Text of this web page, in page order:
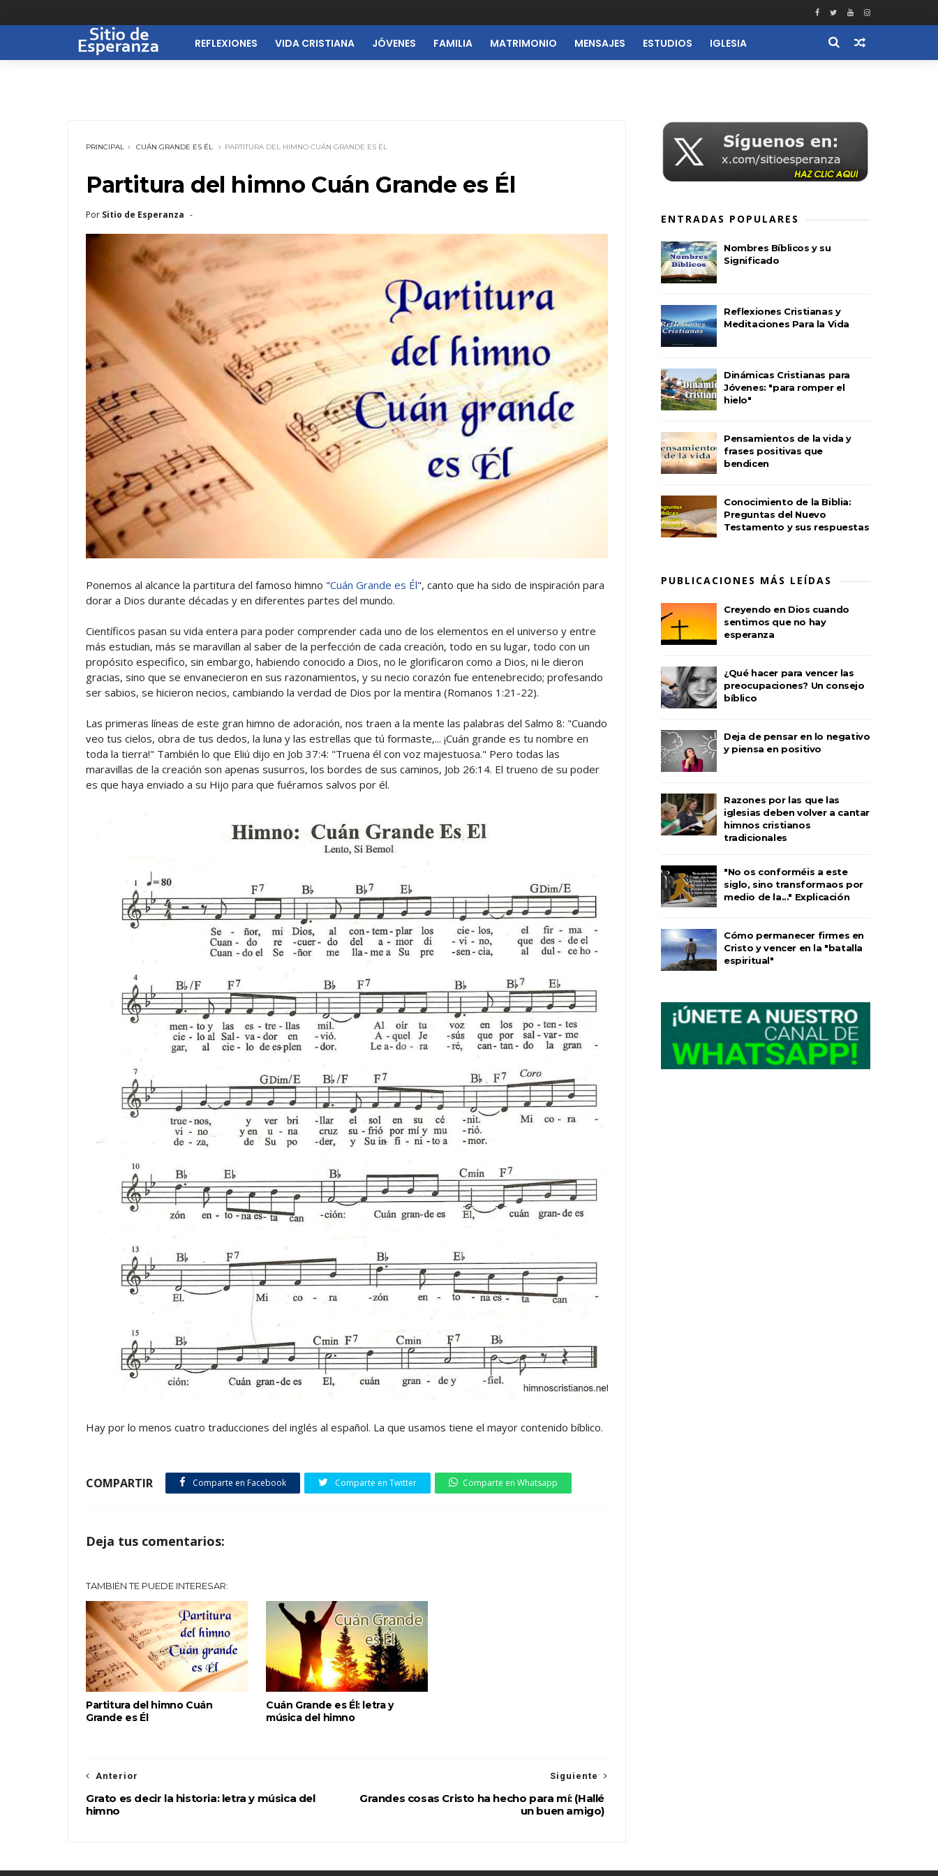
REFLEXIONES VIDA CRISTIANA JÓVENES FAMILIA MATRIMONIO MENSAJES ESTUDIOS IGLESIA
PRINCIPAL CUÁN GRANDE ES ÉL PARTITURA DEL HIMNO CUÁN GRANDE ES ÉL
Partitura del himno Cuán Grande es Él
Por Sitio de Esperanza
Ponemos al alcance la partitura del famoso himno "Cuán Grande es Él", canto que ha sido de inspiración para
dorar a Dios durante décadas y en diferentes partes del mundo.
Científicos pasan su vida entera para poder comprender cada uno de los elementos en el universo y entre
más estudian, más se maravillan al saber de la perfección de cada creación, todo en su lugar, todo con un
propósito especifico, sin embargo, habiendo conocido a Dios, no le glorificaron como a Dios, ni le dieron
gracias, sino que se envanecieron en sus razonamientos, y su necio corazón fue entenebrecido; profesando
ser sabios, se hicieron necios, cambiando la verdad de Dios por la mentira (Romanos 1:21-22).
Las primeras líneas de este gran himno de adoración, nos traen a la mente las palabras del Salmo 8: "Cuando
veo tus cielos, obra de tus dedos, la luna y las estrellas que tú formaste,... ¡Cuán grande es tu nombre en
toda la tierra!" También lo que Eliú dijo en Job 37:4: "Truena él con voz majestuosa." Pero todas las
maravillas de la creación son apenas susurros, los bordes de sus caminos, Job 26:14. El trueno de su poder
es que haya enviado a su Hijo para que fuéramos salvos por él.
Hay por lo menos cuatro traducciones del inglés al español. La que usamos tiene el mayor contenido bíblico.
COMPARTIR Comparte en Facebook Comparte en Twitter Comparte en Whatsapp
Deja tus comentarios:
TAMBIÉN TE PUEDE INTERESAR:
Partitura del himno Cuán
Grande es Él
Cuán Grande es Él: letra y
música del himno
Siguiente
Grandes cosas Cristo ha hecho para mí: (Hallé
un buen amigo)
Anterior
Grato es decir la historia: letra y música del
himno
ENTRADAS POPULARES
Nombres Bíblicos y su
Significado
Reflexiones Cristianas y
Meditaciones Para la Vida
Dinámicas Cristianas para
Jóvenes: "para romper el
hielo"
Pensamientos de la vida y
frases positivas que
bendicen
Conocimiento de la Biblia:
Preguntas del Nuevo
Testamento y sus respuestas
PUBLICACIONES MÁS LEÍDAS
Creyendo en Dios cuando
sentimos que no hay
esperanza
¿Qué hacer para vencer las
preocupaciones? Un consejo
bíblico
Deja de pensar en lo negativo
y piensa en positivo
Razones por las que las
iglesias deben volver a cantar
himnos cristianos
tradicionales
"No os conforméis a este
siglo, sino transformaos por
medio de la..." Explicación
Cómo permanecer firmes en
Cristo y vencer en la "batalla
espiritual"